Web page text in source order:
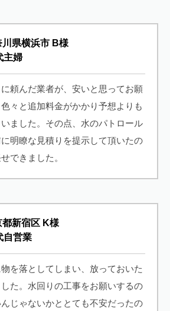
川県横浜市 B様
主婦
頼んだ業者が、安いと思ってお願
々と追加料金がかかり予想よりも
ました。その点、水のパトロール
明瞭な見積りを提示して頂いたの
できました。
都新宿区 K様
自営業
を落としてしまい、放っておいた
た。水回りの工事をお願いするの
じゃないかととても不安だったの